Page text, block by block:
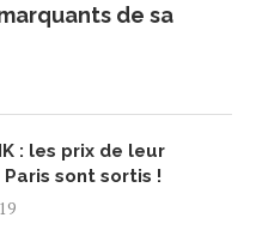
de sa
: les prix de leur
sont sortis !